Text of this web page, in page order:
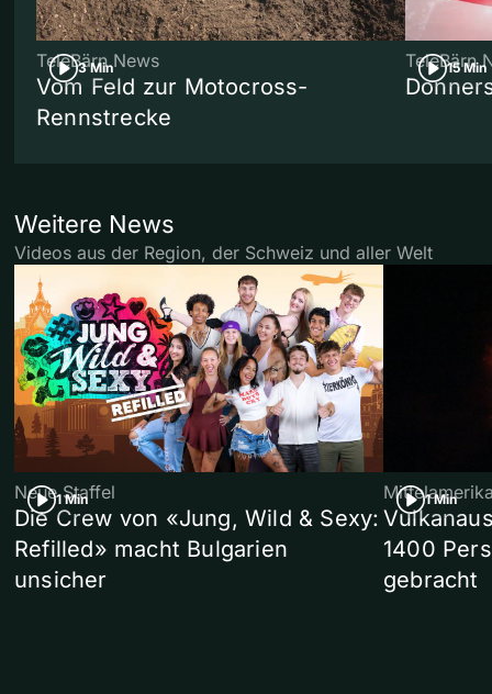
3 Min
TeleBärn News
Vom Feld zur Motocross-
Rennstrecke
15 Min
TeleBärn
Weitere News
Videos aus der Region, der Schweiz und aller Welt
1 Min
Neue Staffel
Die Crew von «Jung, Wild & Sexy:
Refilled» macht Bulgarien
unsicher
1 Min
1400
gebracht